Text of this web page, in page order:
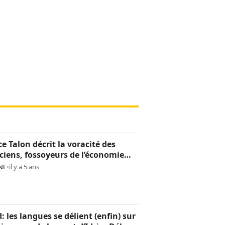
Talon décrit la voracité des
fossoyeurs de l’économie
•il y a 5 ans
les langues se délient (enfin) sur